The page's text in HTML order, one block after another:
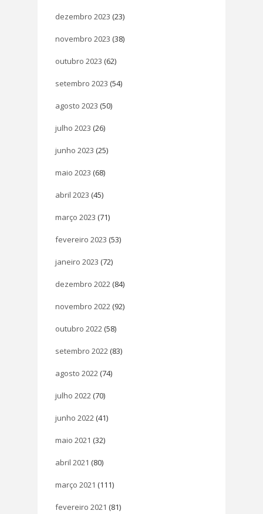
dezembro 2023 (23)
novembro 2023 (38)
outubro 2023 (62)
setembro 2023 (54)
agosto 2023 (50)
julho 2023 (26)
junho 2023 (25)
maio 2023 (68)
abril 2023 (45)
março 2023 (71)
fevereiro 2023 (53)
janeiro 2023 (72)
dezembro 2022 (84)
novembro 2022 (92)
outubro 2022 (58)
setembro 2022 (83)
agosto 2022 (74)
julho 2022 (70)
junho 2022 (41)
maio 2021 (32)
abril 2021 (80)
março 2021 (111)
fevereiro 2021 (81)